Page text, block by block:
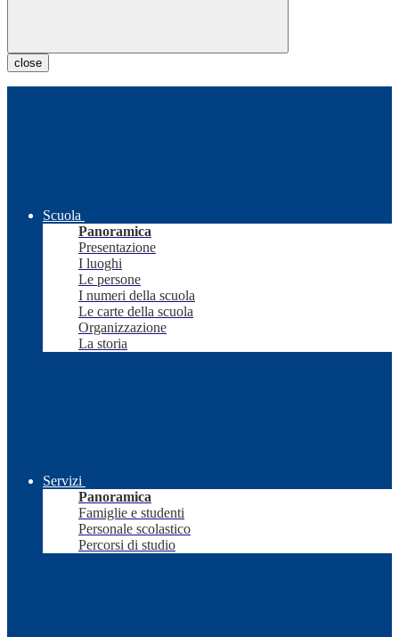
close
Scuola
Panoramica
Presentazione
I luoghi
Le persone
I numeri della scuola
Le carte della scuola
Organizzazione
La storia
Servizi
Panoramica
Famiglie e studenti
Personale scolastico
Percorsi di studio